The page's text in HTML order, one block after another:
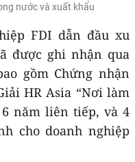
nước và xuất khẩu
FDI dẫn đầu xu
được ghi nhận qua
gồm Chứng nhận
HR Asia “Nơi làm
năm liên tiếp, và 4
cho doanh nghiệp